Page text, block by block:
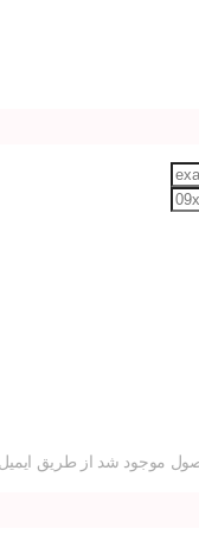
موجود شد از طریق